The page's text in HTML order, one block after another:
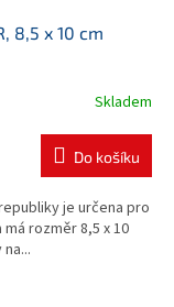
8,5 x 10 cm
Skladem
Do košíku
je určena pro
rozměr 8,5 x 10